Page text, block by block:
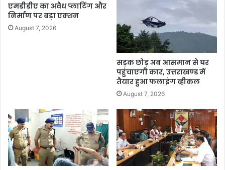
एमडीडीए का अवैध प्लाटिंग और
निर्माण पर बड़ा एक्शन
August 7, 2026
सड़क छोड़ अब आसमान से घर
पहुंचाएगी कार, उत्तराखण्ड में
तैयार हुआ फलाइंग व्हीकल
August 7, 2026